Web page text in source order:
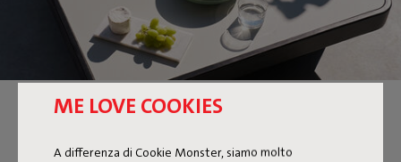
ME LOVE COOKIES
A differenza di Cookie Monster, siamo molto
OLOHA
È una lampada? È un'opera d'arte che emette luce? Oloha è